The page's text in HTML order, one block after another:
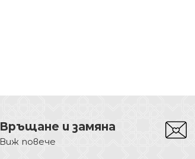
Връщане и замяна
Виж повече